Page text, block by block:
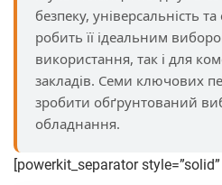
безпеку, універсальність
робить її ідеальним
використання, так і для
закладів. Семи ключових
зробити обґрунтований
обладнання.
[powerkit_separator style=”solid”